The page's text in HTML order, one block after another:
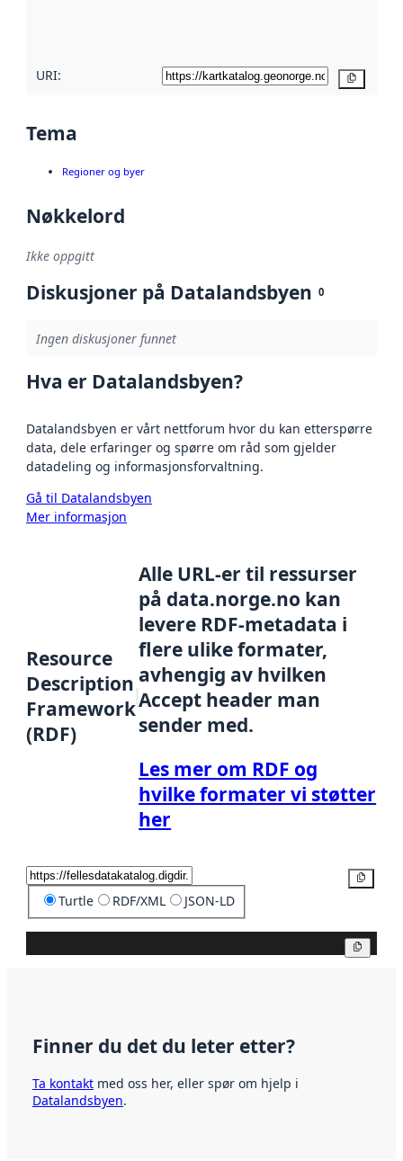
URI:
Tema
Regioner og byer
Nøkkelord
Ikke oppgitt
Diskusjoner på Datalandsbyen 0
Ingen diskusjoner funnet
Hva er Datalandsbyen?
Datalandsbyen er vårt nettforum hvor du kan etterspørre
data, dele erfaringer og spørre om råd som gjelder
datadeling og informasjonsforvaltning.
Gå til Datalandsbyen
Mer informasjon
Resource
Description
Framework
(RDF)
Alle URL-er til ressurser
på data.norge.no kan
levere RDF-metadata i
flere ulike formater,
avhengig av hvilken
Accept header man
sender med.
Les mer om RDF og
hvilke formater vi støtter
her
Turtle RDF/XML JSON-LD
Finner du det du leter etter?
Ta kontakt med oss her, eller spør om hjelp i
Datalandsbyen.